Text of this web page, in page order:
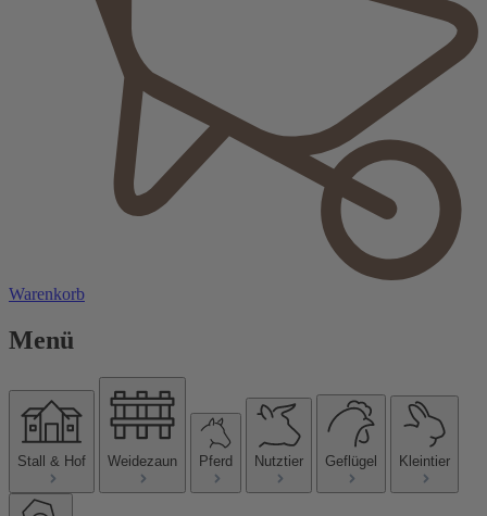
Warenkorb
Menü
Stall & Hof Weidezaun Pferd Nutztier Geflügel Kleintier